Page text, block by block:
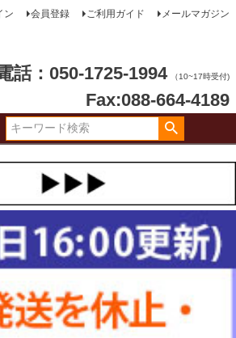
ン 会員登録 ご利用ガイド メールマガジン
話：050-1725-1994 （10~17時受付)
Fax:088-664-4189